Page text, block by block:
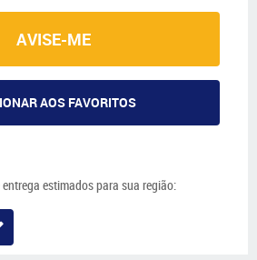
AVISE-ME
AOS FAVORITOS
estimados para sua região: